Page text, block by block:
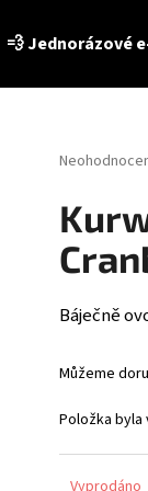
💨 Jednorázové
Průměrné
produktu
je
0,0
z
hvězdiček.
Báječně
Můžeme
Položka
Vyprodáno
najít?
HLEDAT
10 ML / 16 MG